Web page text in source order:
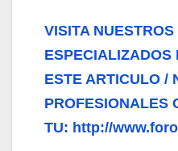
VISITA
ESPECIALIZADOS
ESTE ARTICULO /
PROFESIONALES
TU: http://